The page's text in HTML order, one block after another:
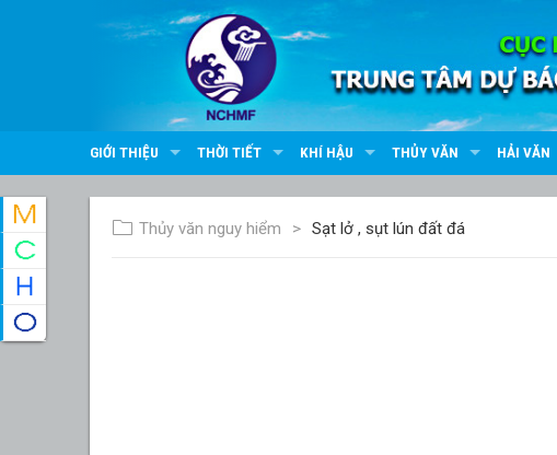
GIỚI THIỆU THỜI TIẾT KHÍ HẬU THỦY VĂN HẢI VĂN
Thủy văn nguy hiểm Sạt lở , sụt lún đất đá